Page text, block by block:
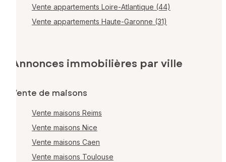
Vente appartements Loire-Atlantique (44)
Vente appartements Haute-Garonne (31)
Annonces immobilières par ville
Vente de maisons
Vente maisons Reims
Vente maisons Nice
Vente maisons Caen
Vente maisons Toulouse